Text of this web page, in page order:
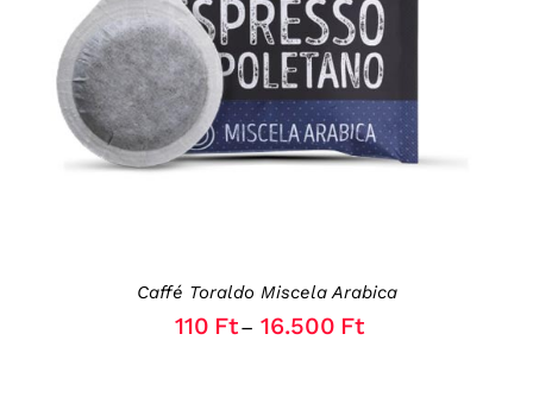
OPCIÓK VÁLASZTÁSA
THIS
PRODUCT
HAS
MULTIPLE
VARIANTS.
THE
OPTIONS
PRODUCT
PAGE
/ RÉSZLETEK
Caffé Toraldo Miscela Arabica
110 Ft– 16.500 Ft